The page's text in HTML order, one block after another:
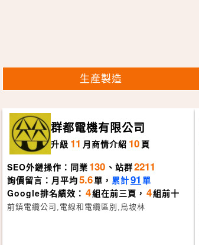
生產製造
群都電機有限公司
升級 11 月商情介紹 10 頁
SEO外鏈操作：同業 130 、站群2211
詢價留言：月平均5.6單， 累計91 單
Google排名績效： 4組在前三頁， 4組前十
前鎮電纜公司,電線和電纜區別,鳥坡林